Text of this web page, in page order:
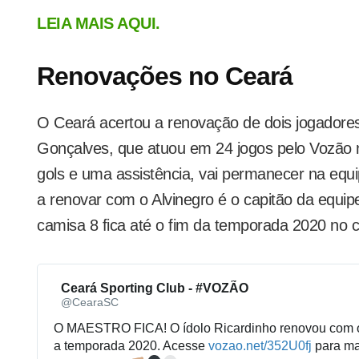
LEIA MAIS AQUI.
Renovações no Ceará
O Ceará acertou a renovação de dois
Gonçalves, que atuou em 24 jogos pelo
gols e uma assistência, vai permanecer na
a renovar com o Alvinegro é o capitão da
camisa 8 fica até o fim da temporada 2020 no
Ceará Sporting Club - #VOZÃO
@CearaSC
O MAESTRO FICA! O ídolo Ricardinho renovou com
a temporada 2020. Acesse h
vozao.net/352U0fj para